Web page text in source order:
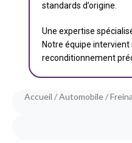
standards d’origine.
Une expertise
Notre équipe
reconditionnement
Accueil Automobile